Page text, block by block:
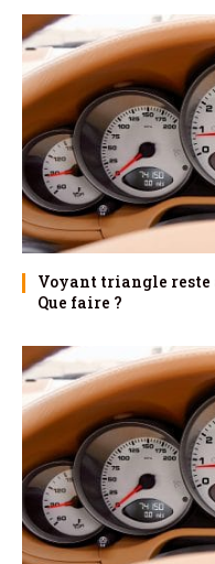
Voyant triangle reste
Que faire ?